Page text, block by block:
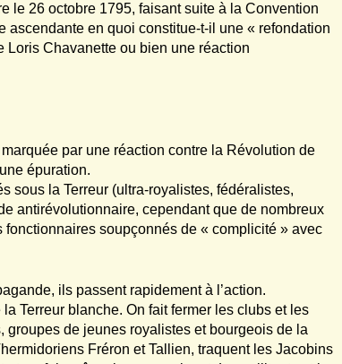
le 26 octobre 1795, faisant suite à la Convention
en quoi constitue-t-il une « refondation
Loris Chavanette ou bien une réaction
par une réaction contre la Révolution de
épuration.
sous la Terreur (ultra-royalistes, fédéralistes,
antirévolutionnaire, cependant que de nombreux
soupçonnés de « complicité » avec
ils passent rapidement à l’action.
Terreur blanche. On fait fermer les clubs et les
groupes de jeunes royalistes et bourgeois de la
Fréron et Tallien, traquent les Jacobins